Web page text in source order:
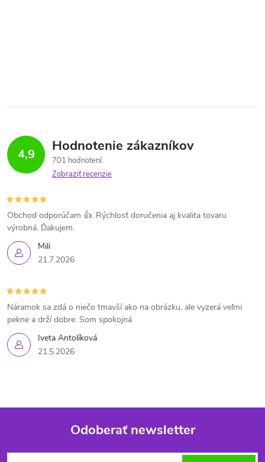
4,9 Hodnotenie zákazníkov
701 hodnotení
Zobraziť recenzie
Mili
21.7.2026
Obchod odporúčam 👍. Rýchlosť doručenia aj kvalita tovaru
výrobná. Ďakujem.
Iveta Antolíková
21.5.2026
Náramok sa zdá o niečo tmavší ako na obrázku, ale vyzerá veľmi
pekne a drží dobre. Som spokojná
Odoberať newsletter